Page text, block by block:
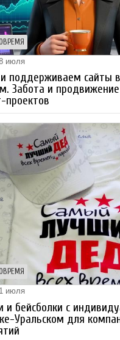
июля
поддерживаем сайты
Забота и
проектов
июля
и бейсболки с
Уральском для